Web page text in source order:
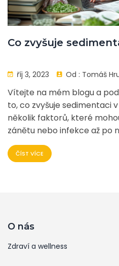
Co zvyšuje
říj 3, 2023 Od : Tomáš
Vítejte na mém blogu a
to, co zvyšuje sedimentaci
několik faktorů, které
zánětu nebo infekce až po
Důležité je si uvědomit, že
může poukazovat na
ČÍST VÍCE
O nás
Zdraví a wellness